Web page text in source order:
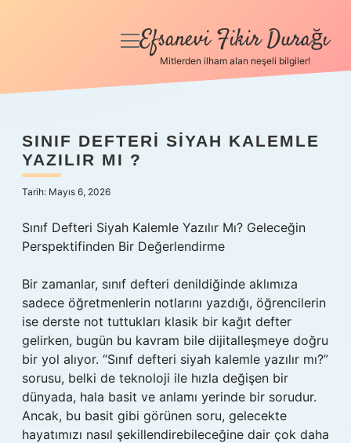
Anasayfa
Yasal Uyarı
Hakkımızda
menüyü
Efsanevi Fikir Durağı
Mitlerden ilham alan neşeli bilgiler!
SINIF DEFTERI SIYAH KALEMLE
YAZILIR MI ?
Tarih: Mayıs 6, 2026
Sınıf Defteri Siyah Kalemle Yazılır Mı? Geleceğin
Perspektifinden Bir Değerlendirme
Bir zamanlar, sınıf defteri denildiğinde aklımıza
sadece öğretmenlerin notlarını yazdığı, öğrencilerin
ise derste not tuttukları klasik bir kağıt defter
gelirken, bugün bu kavram bile dijitalleşmeye doğru
bir yol alıyor. “Sınıf defteri siyah kalemle yazılır mı?”
sorusu, belki de teknoloji ile hızla değişen bir
dünyada, hala basit ve anlamı yerinde bir sorudur.
Ancak, bu basit gibi görünen soru, gelecekte
hayatımızı nasıl şekillendirebileceğine dair çok daha